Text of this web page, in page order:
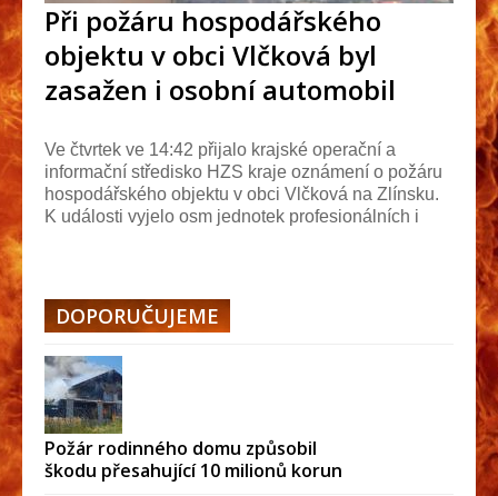
Při požáru hospodářského
objektu v obci Vlčková byl
zasažen i osobní automobil
Ve čtvrtek ve 14:42 přijalo krajské operační a
informační středisko HZS kraje oznámení o požáru
hospodářského objektu v obci Vlčková na Zlínsku.
K události vyjelo osm jednotek profesionálních i
DOPORUČUJEME
Požár rodinného domu způsobil
škodu přesahující 10 milionů korun